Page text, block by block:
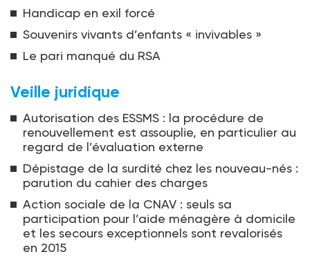
Handicap en exil forcé
Souvenirs vivants d’enfants « invivables »
Le pari manqué du RSA
Veille juridique
Autorisation des ESSMS : la procédure de
renouvellement est assouplie, en particulier au
regard de l’évaluation externe
Dépistage de la surdité chez les nouveau-nés :
parution du cahier des charges
Action sociale de la CNAV : seuls sa
participation pour l’aide ménagère à domicile
et les secours exceptionnels sont revalorisés
en 2015